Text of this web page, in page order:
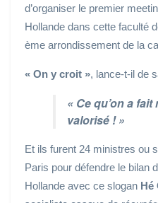
d’organiser le premier
Hollande dans cette faculté
ème arrondissement de la
« On y croit », lance-t-il de
« Ce qu’on a fait
valorisé ! »
Et ils furent 24 ministres ou
Paris pour défendre le bilan
Hollande avec ce slogan Hé